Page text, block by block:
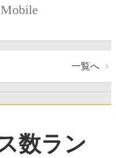
一覧へ
数ラン